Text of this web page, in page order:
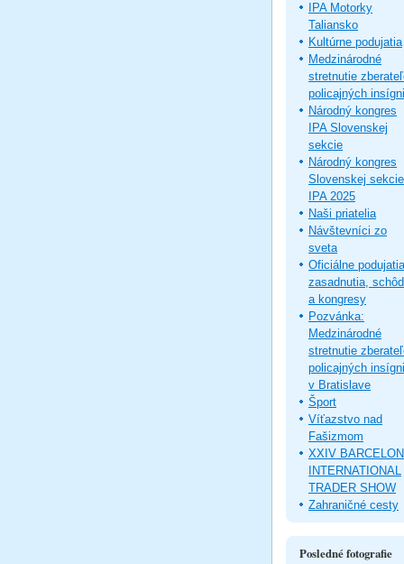
IPA Motorky
Taliansko
Kultúrne podujatia
Medzinárodné
stretnutie
policajných
Národný kongres
IPA Slovenskej
sekcie
Národný kongres
Slovenskej sekcie
IPA 2025
Naši priatelia
Návštevníci zo
sveta
Oficiálne
zasadnutia,
a kongresy
Pozvánka:
Medzinárodné
stretnutie
policajných
v Bratislave
Šport
Víťazstvo nad
Fašizmom
XXIV
INTERNATIONAL
TRADER SHOW
Zahraničné cesty
Posledné fotografie